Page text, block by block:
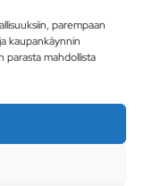
parempaan
kaupankäynnin
parasta mahdollista